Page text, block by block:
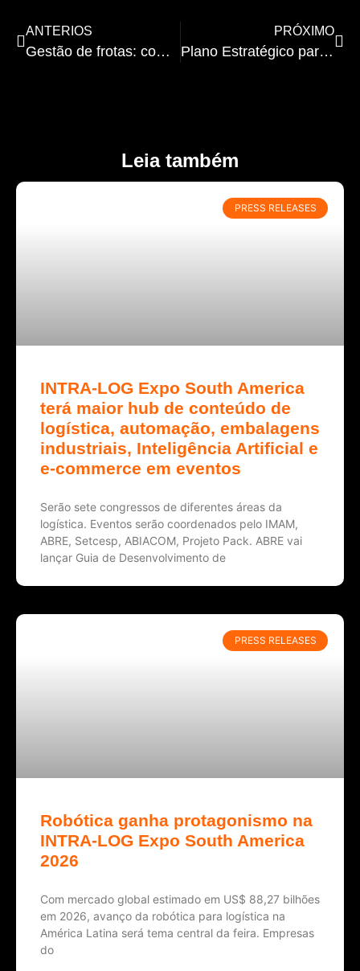
ANTERIOS
Gestão de frotas: como reduzir custos e aumentar a segurança?
PRÓXIMO
Plano Estratégico para Transformar seu Processo de Separação de Pedidos Manual em Automatizado – Parte 1
Leia também
PRESS RELEASES
INTRA-LOG Expo South America
terá maior hub de conteúdo de
logística, automação, embalagens
industriais, Inteligência Artificial e
e-commerce em eventos
Serão sete congressos de diferentes áreas da
logística. Eventos serão coordenados pelo IMAM,
ABRE, Setcesp, ABIACOM, Projeto Pack. ABRE vai
lançar Guia de Desenvolvimento de
PRESS RELEASES
Robótica ganha protagonismo na
INTRA-LOG Expo South America
2026
Com mercado global estimado em US$ 88,27 bilhões
em 2026, avanço da robótica para logística na
América Latina será tema central da feira. Empresas
do